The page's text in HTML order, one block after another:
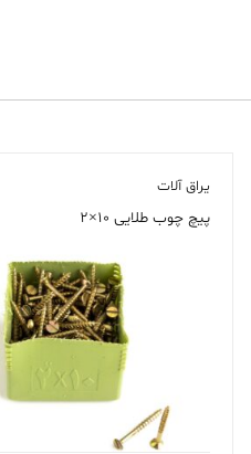
یراق آلات
پیچ چوب طلایی ۱۰×۲